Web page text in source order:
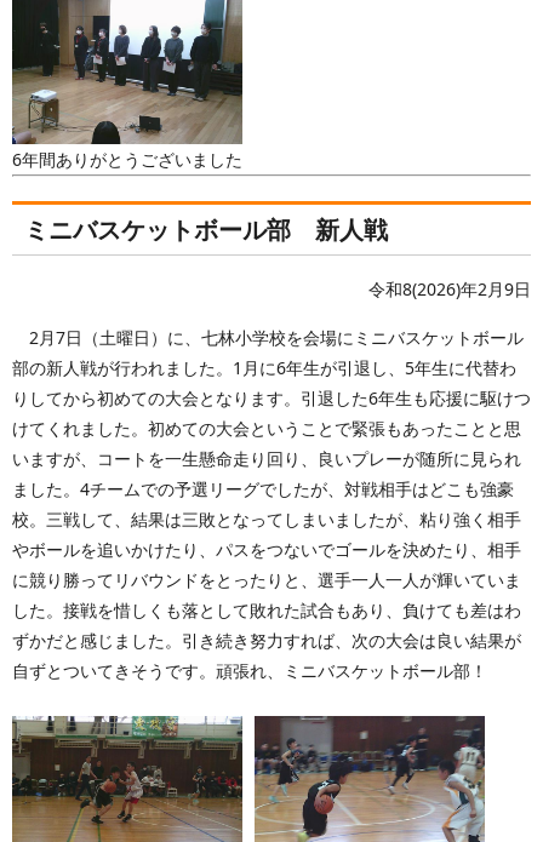
6年間ありがとうございました
ミニバスケットボール部 新人戦
令和8(2026)年2月9日
2月7日（土曜日）に、七林小学校を会場にミニバスケットボール
部の新人戦が行われました。1月に6年生が引退し、5年生に代替わ
りしてから初めての大会となります。引退した6年生も応援に駆けつ
けてくれました。初めての大会ということで緊張もあったことと思
いますが、コートを一生懸命走り回り、良いプレーが随所に見られ
ました。4チームでの予選リーグでしたが、対戦相手はどこも強豪
校。三戦して、結果は三敗となってしまいましたが、粘り強く相手
やボールを追いかけたり、パスをつないでゴールを決めたり、相手
に競り勝ってリバウンドをとったりと、選手一人一人が輝いていま
した。接戦を惜しくも落として敗れた試合もあり、負けても差はわ
ずかだと感じました。引き続き努力すれば、次の大会は良い結果が
自ずとついてきそうです。頑張れ、ミニバスケットボール部！